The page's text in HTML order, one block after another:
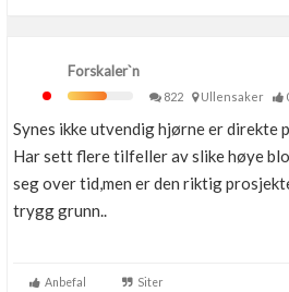
Forskaler`n
822
Ullensaker
Synes ikke utvendig hjørne er direkte
Har sett flere tilfeller av slike høye
seg over tid,men er den riktig
trygg grunn..
Anbefal Siter